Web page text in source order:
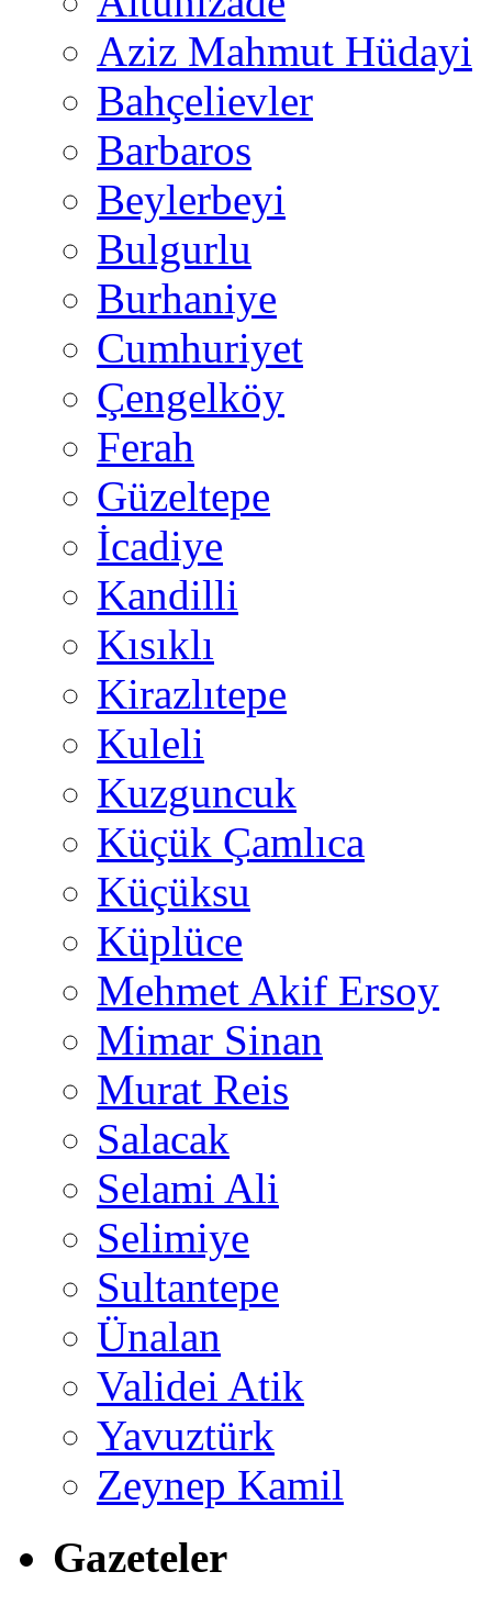
Aziz Mahmut Hüdayi
Bahçelievler
Barbaros
Beylerbeyi
Bulgurlu
Burhaniye
Cumhuriyet
Çengelköy
Ferah
Güzeltepe
İcadiye
Kandilli
Kısıklı
Kirazlıtepe
Kuleli
Kuzguncuk
Küçük Çamlıca
Küçüksu
Küplüce
Mehmet Akif Ersoy
Mimar Sinan
Murat Reis
Salacak
Selami Ali
Selimiye
Sultantepe
Ünalan
Validei Atik
Yavuztürk
Zeynep Kamil
Gazeteler